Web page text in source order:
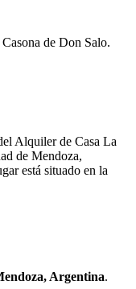
de Don Salo.
Alquiler de Casa La
de Mendoza,
está situado en la
Argentina.